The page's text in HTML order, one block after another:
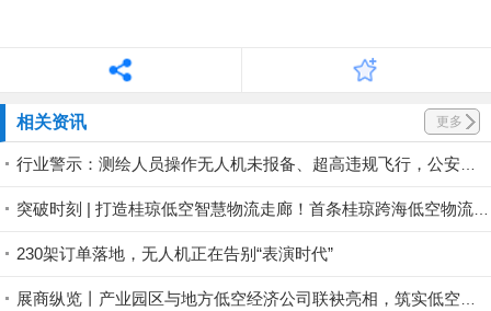
相关资讯 更多
230架订单落地，无人机正在告别“表演时代”